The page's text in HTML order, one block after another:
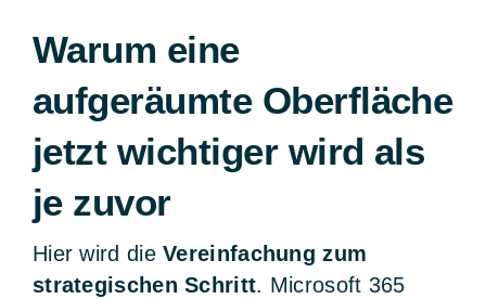
Warum eine
aufgeräumte Oberfläche
jetzt wichtiger wird als
je zuvor
Hier wird dieVereinfachung zum
strategischen Schritt. Microsoft 365